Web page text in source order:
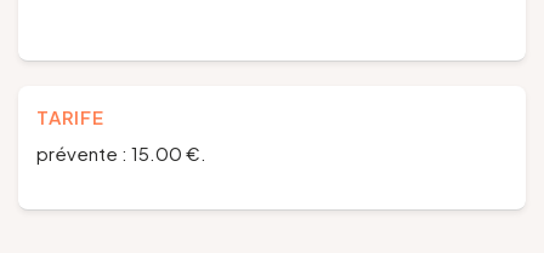
TARIFE
prévente : 15.00 €.